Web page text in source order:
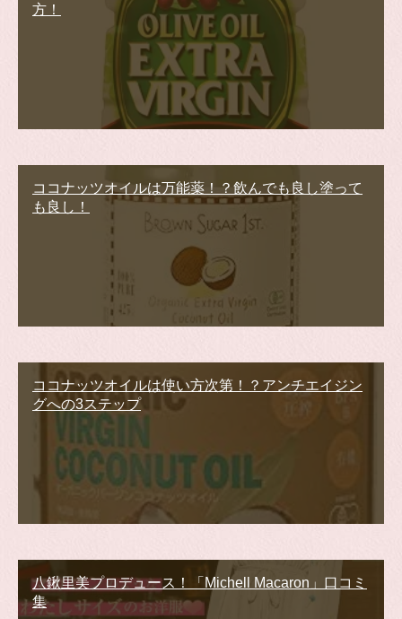
方！
ココナッツオイルは万能薬！？飲んでも良し塗って
も良し！
ココナッツオイルは使い方次第！？アンチエイジン
グへの3ステップ
八鍬里美プロデュース！「Michell Macaron」口コミ
集